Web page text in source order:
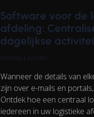
Software voor de
afdeling:
dagelijkse
Rasmus Leichter
Wanneer de details van
zijn over e-mails en
Ontdek hoe een centraal
iedereen in uw logistieke